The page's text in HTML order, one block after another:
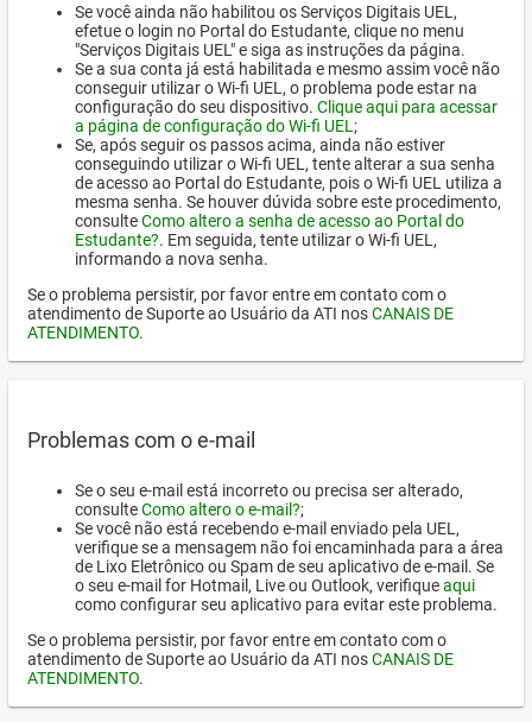
Se você ainda não habilitou os Serviços Digitais UEL,
efetue o login no Portal do Estudante, clique no menu
"Serviços Digitais UEL" e siga as instruções da página.
Se a sua conta já está habilitada e mesmo assim você não
conseguir utilizar o Wi-fi UEL, o problema pode estar na
configuração do seu dispositivo. Clique aqui para acessar
a página de configuração do Wi-fi UEL ;
Se, após seguir os passos acima, ainda não estiver
conseguindo utilizar o Wi-fi UEL, tente alterar a sua senha
de acesso ao Portal do Estudante, pois o Wi-fi UEL utiliza a
mesma senha. Se houver dúvida sobre este procedimento,
consulteComo altero a senha de acesso ao Portal do
Estudante?. Em seguida, tente utilizar o Wi-fi UEL,
informando a nova senha.
Se o problema persistir, por favor entre em contato com o
atendimento de Suporte ao Usuário da ATI nosCANAIS DE
ATENDIMENTO.
Problemas com o e-mail
Se o seu e-mail está incorreto ou precisa ser alterado,
consulteComo altero o e-mail?;
Se você não está recebendo e-mail enviado pela UEL,
verifique se a mensagem não foi encaminhada para a área
de Lixo Eletrônico ou Spam de seu aplicativo de e-mail. Se
o seu e-mail for Hotmail, Live ou Outlook, verifiqueaqui
como configurar seu aplicativo para evitar este problema.
Se o problema persistir, por favor entre em contato com o
atendimento de Suporte ao Usuário da ATI nosCANAIS DE
ATENDIMENTO.